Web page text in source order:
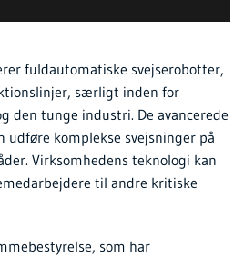
fuldautomatiske svejserobotter,
særligt inden for
den tunge industri. De avancerede
udføre komplekse svejsninger på
Virksomhedens teknologi kan
til andre kritiske
som har